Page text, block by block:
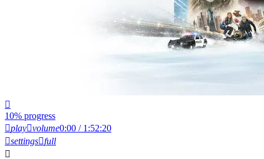
10% progress
play volume0:00 / 1:52:20
settings full